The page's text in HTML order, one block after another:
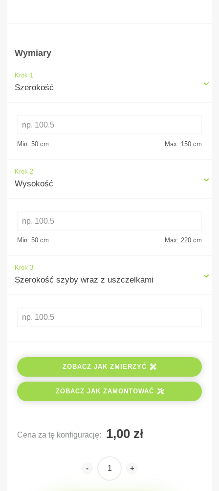
Wymiary
Krok 1
Szerokość
Min: 50 cm Max: 150 cm
Krok 2
Wysokość
Min: 50 cm Max: 220 cm
Krok 3
Szerokość szyby wraz z uszczelkami
ZOBACZ JAK ZMIERZYĆ
ZOBACZ JAK ZAMONTOWAĆ
Cena za tę konfigurację:
- +